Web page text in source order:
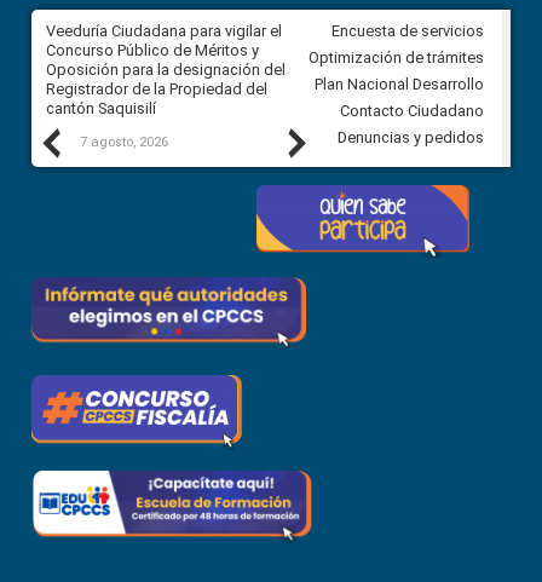
Previous
Veeduría Ciudadana para vigilar el
Concurso Público de Méritos y
Oposición para la designación del
Registrador de la Propiedad del
cantón Saquisilí
7 agosto, 2026
Veeduría Ciudadana para
construcción del asfaltado de
diferentes barrios del sector
Ballenita del cantón Santa
7 agosto, 2026
Next
Encuesta de servicios
Optimización de trámites
Plan Nacional Desarrollo
Contacto Ciudadano
Denuncias y pedidos